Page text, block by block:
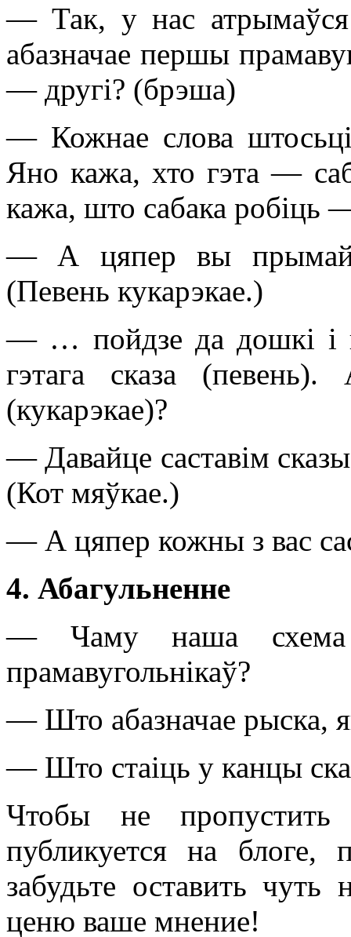
— Так, у нас атрымаўся
абазначае першы
— другі? (брэша)
— Кожнае слова
Яно кажа, хто гэта —
кажа, што сабака робіць
— А цяпер вы
(Певень кукарэкае.)
— … пойдзе да дошкі і
гэтага сказа
(кукарэкае)?
— Давайце саставім
(Кот мяўкае.)
— А цяпер кожны з вас
4. Абагульненне
— Чаму наша схема
прамавугольнікаў?
— Што абазначае рыска,
— Што стаіць у канцы
Чтобы не
публикуется на блоге,
забудьте оставить
ценю ваше мнение!